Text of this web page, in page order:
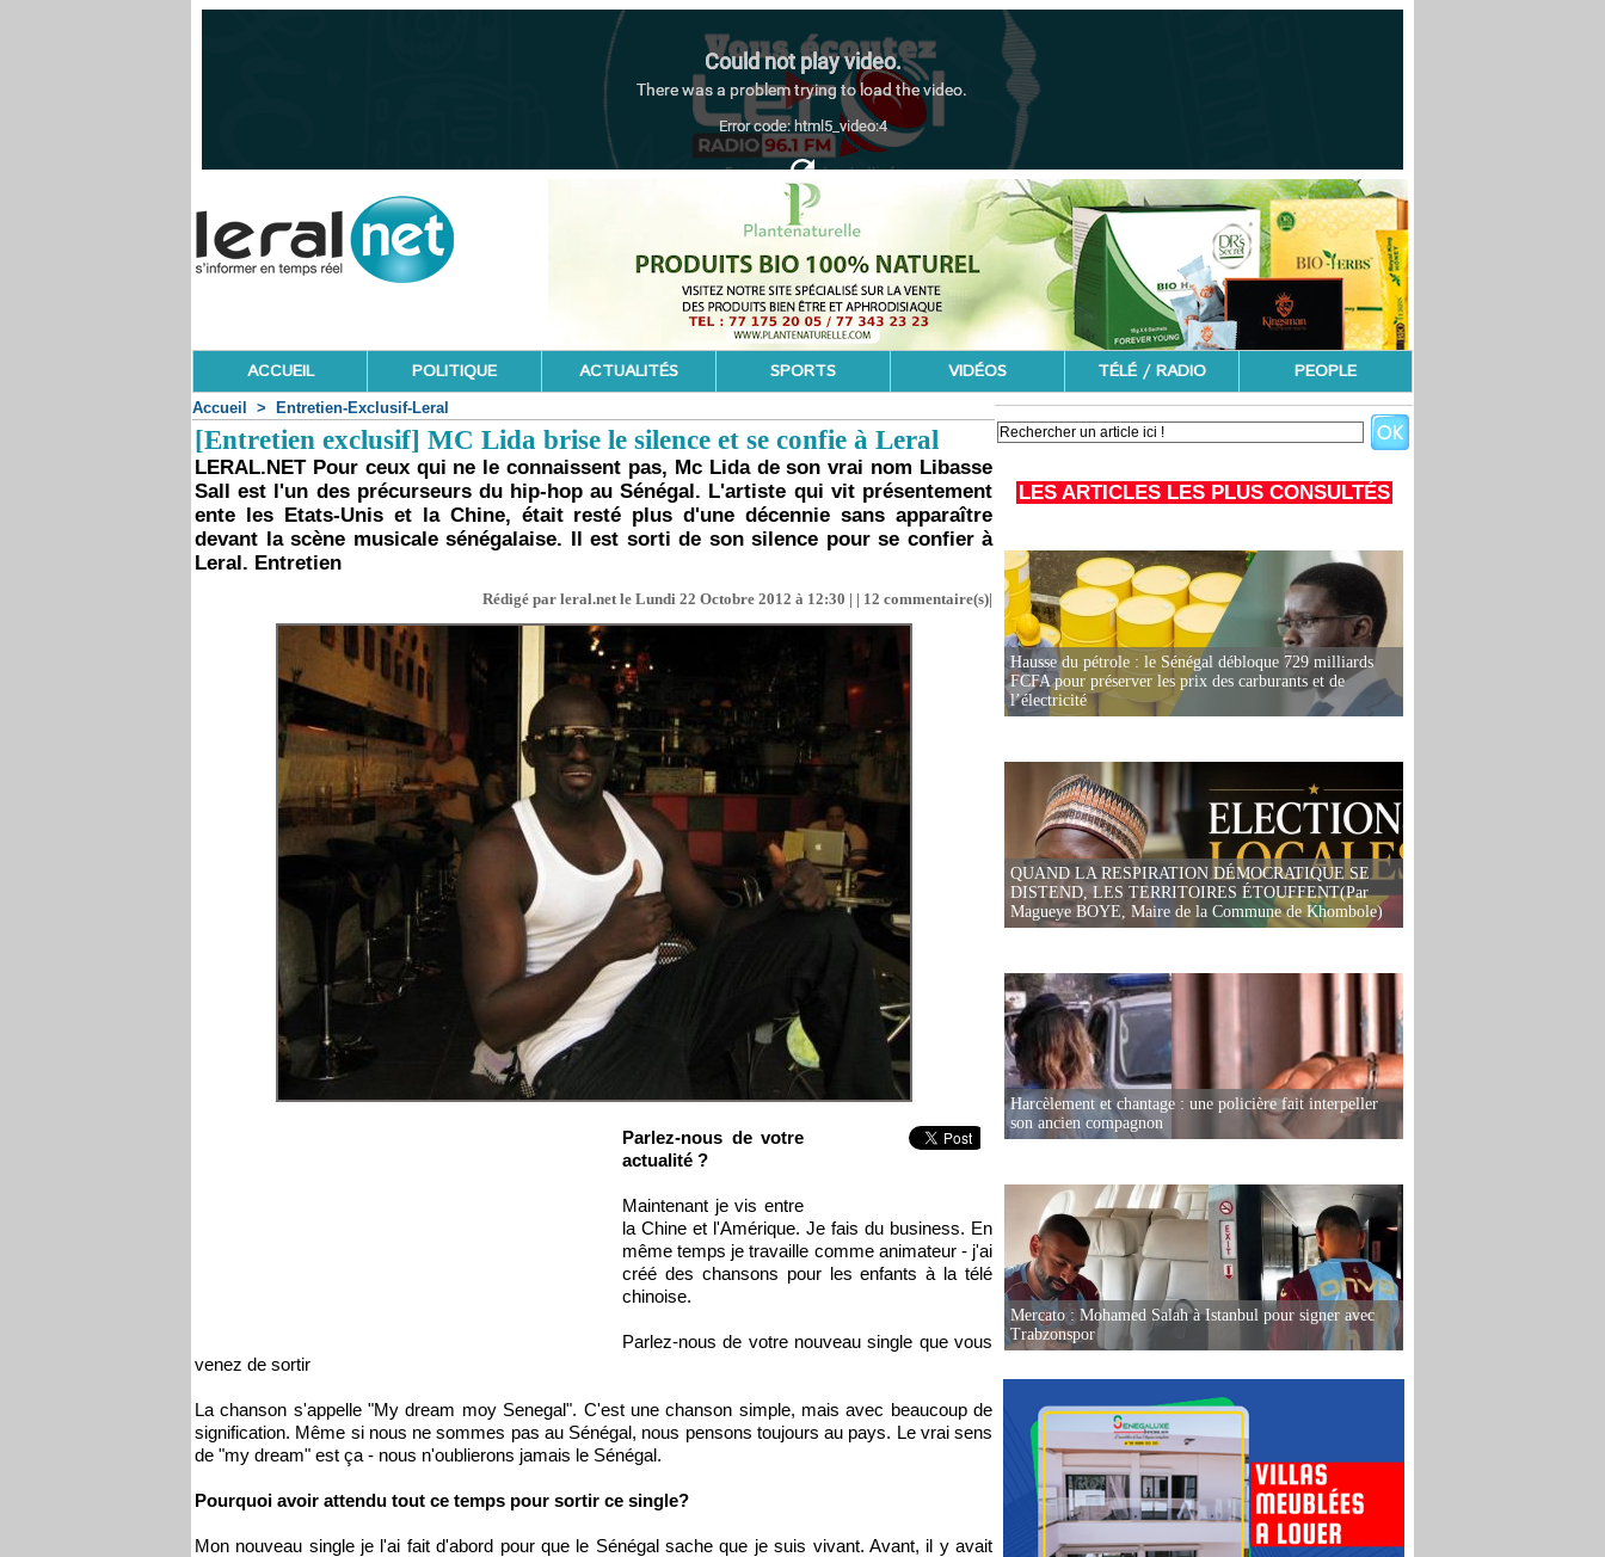
ACCUEIL POLITIQUE ACTUALITÉS SPORTS VIDÉOS TÉLÉ / RADIO PEOPLE
Accueil > Entretien-Exclusif-Leral
[Entretien exclusif] MC Lida brise le silence et se confie à Leral
LERAL.NET Pour ceux qui ne le connaissent pas, Mc Lida de son vrai nom Libasse
Sall est l'un des précurseurs du hip-hop au Sénégal. L'artiste qui vit présentement
ente les Etats-Unis et la Chine, était resté plus d'une décennie sans apparaître
devant la scène musicale sénégalaise. Il est sorti de son silence pour se confier à
Leral. Entretien
Rédigé par leral.net le Lundi 22 Octobre 2012 à 12:30 | | 12 commentaire(s)|
Parlez-nous de votre
actualité ?
Maintenant je vis entre
la Chine et l'Amérique. Je fais du business. En
même temps je travaille comme animateur - j'ai
créé des chansons pour les enfants à la télé
chinoise.
Parlez-nous de votre nouveau single que vous
venez de sortir
La chanson s'appelle "My dream moy Senegal". C'est une chanson simple, mais avec beaucoup de
signification. Même si nous ne sommes pas au Sénégal, nous pensons toujours au pays. Le vrai sens
de "my dream" est ça - nous n'oublierons jamais le Sénégal.
Pourquoi avoir attendu tout ce temps pour sortir ce single?
Mon nouveau single je l'ai fait d'abord pour que le Sénégal sache que je suis vivant. Avant, il y avait
LES ARTICLES LES PLUS CONSULTÉS
Hausse du pétrole : le Sénégal débloque 729 milliards
FCFA pour préserver les prix des carburants et de
l’électricité
QUAND LA RESPIRATION DÉMOCRATIQUE SE
DISTEND, LES TERRITOIRES ÉTOUFFENT(Par
Magueye BOYE, Maire de la Commune de Khombole)
Harcèlement et chantage : une policière fait interpeller
son ancien compagnon
Mercato : Mohamed Salah à Istanbul pour signer avec
Trabzonspor